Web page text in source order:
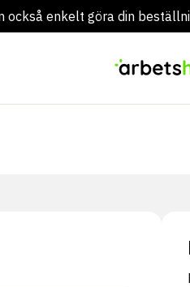
också enkelt göra din